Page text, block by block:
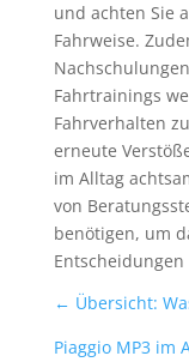
und achten Sie
Fahrweise.
Fahrtrainings
Fahrverhalten
erneute
im Alltag
von
benötigen, um
← Übersicht:
Piaggio MP3 im